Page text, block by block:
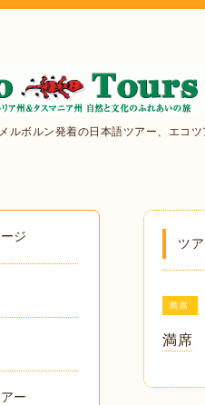
ルボルン発着の日本語ツアー、エコ
ツ
満席
満席
ジ
ー